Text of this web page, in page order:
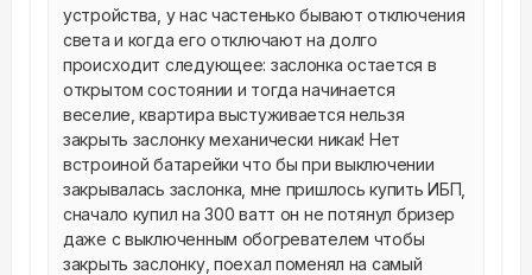
устройства, у нас частенько бывают отключения
света и когда его отключают на долго
происходит следующее: заслонка остается в
открытом состоянии и тогда начинается
веселие, квартира выстуживается нельзя
закрыть заслонку механически никак! Нет
встроиной батарейки что бы при выключении
закрывалась заслонка, мне пришлось купить ИБП,
сначало купил на 300 ватт он не потянул бризер
даже с выключенным обогревателем чтобы
закрыть заслонку, поехал поменял на самый